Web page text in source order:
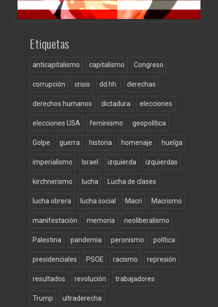
Etiquetas
anticapitalismo capitalismo Congreso
corrupción crisis dd.hh. derechas
derechos humanos dictadura elecciones
elecciones USA feminismo geopolítica
Golpe guerra historia homenaje huelga
imperialismo Israel izquierda izquierdas
kirchnerismo lucha Lucha de clases
lucha obrera lucha social Macri Macrismo
manifestación memoria neoliberalismo
Palestina pandemia peronismo política
presidenciales PSOE racismo represión
resultados revolución trabajadores
Trump ultraderecha